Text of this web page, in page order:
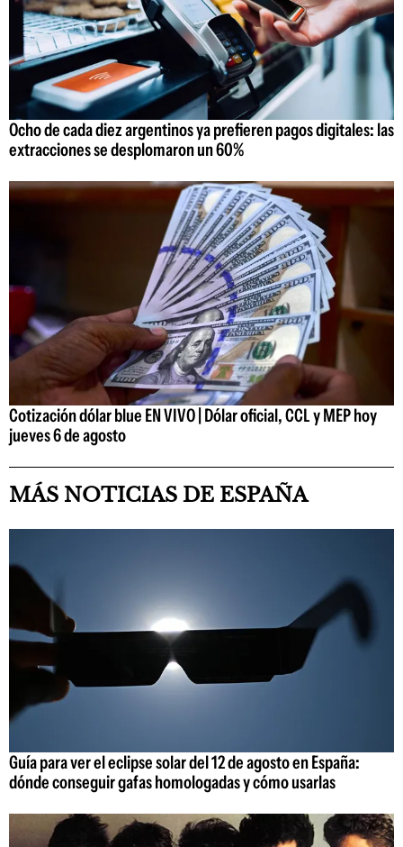
Ocho de cada diez argentinos ya prefieren pagos digitales: las
extracciones se desplomaron un 60%
Cotización dólar blue EN VIVO | Dólar oficial, CCL y MEP hoy
jueves 6 de agosto
MÁS NOTICIAS DE ESPAÑA
Guía para ver el eclipse solar del 12 de agosto en España:
dónde conseguir gafas homologadas y cómo usarlas